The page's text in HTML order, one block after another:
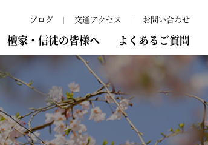
檀家・信徒の皆様へ よくあるご質問
ブログ 交通アクセス お問い合わせ